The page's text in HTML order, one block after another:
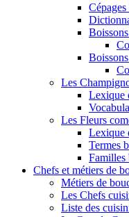
Les
Lexique
Les Fleurs
Lexique
Termes
Familles
Chefs et métiers de
Métiers de
Les Chefs
Liste des